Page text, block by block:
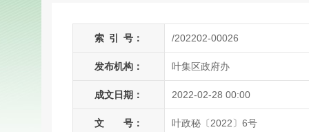
索 引 号： /202202-00026
发布机构： 叶集区政府办
成文日期： 2022-02-28 00:00
文 号： 叶政秘〔2022〕6号